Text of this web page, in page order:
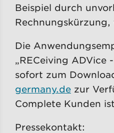
Beispiel durch
Die
„RECeiving ADVice
sofort zum
germany.de zur
Complete Kunden
Pressekontakt: